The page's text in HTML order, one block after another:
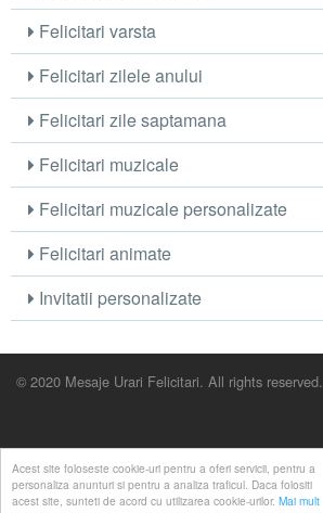
Acest site foloseste cookie-uri pentru a oferi servicii, pentru a
personaliza anunturi si pentru a analiza traficul. Daca folositi
acest site, sunteti de acord cu utilizarea cookie-urilor. Mai mult
Felicitari varsta
Felicitari zilele anului
Felicitari zile saptamana
Felicitari muzicale
Felicitari muzicale personalizate
Felicitari animate
Invitatii personalizate
© 2020 Mesaje Urari Felicitari. All rights reserved.